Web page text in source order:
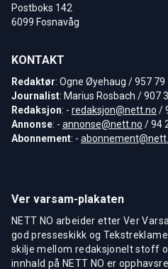
Postboks 142
6099 Fosnavåg
KONTAKT
Redaktør: Ogne Øyehaug / 957 79
Journalist: Marius Rosbach / 907
Redaksjon: - redaksjon@nett.no /
Annonse: - annonse@nett.no / 94
Abonnement: -
Ver varsam-plakaten
NETT NO arbeider etter Ver
god presseskikk og
skilje mellom redaksjonelt stoff
innhald på NETT NO er